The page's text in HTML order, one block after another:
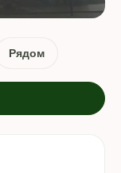
Рядом